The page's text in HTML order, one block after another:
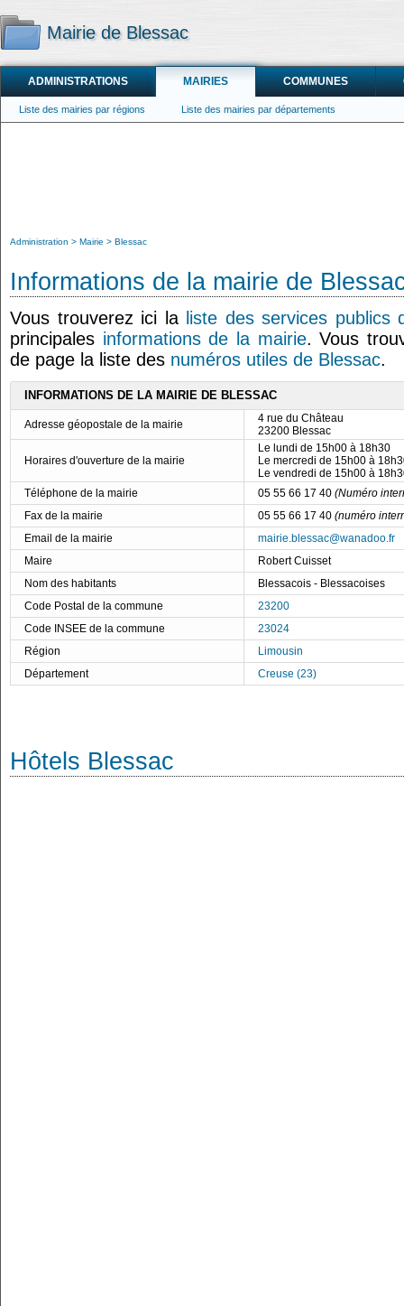
Mairie de Blessac
ADMINISTRATIONS MAIRIES COMMUNES
Liste des mairies par régions Liste des mairies par départements
Administration Mairie Blessac
Informations de la mairie de
Vous trouverez ici la liste des services publics
principales informations de la mairie. Vous
de page la liste des numéros utiles de Blessac.
INFORMATIONS DE LA MAIRIE DE BLESSAC
Adresse géopostale de la mairie
4 rue du Château
23200 Blessac
Horaires d'ouverture de la mairie
Le lundi de 15h00 à 18h30
Le mercredi de 15h00 à
Le vendredi de 15h00 à
Téléphone de la mairie
05 55 66 17 40 (Numéro
Fax de la mairie
05 55 66 17 40 (numéro
Email de la mairie
mairie.blessac@wanadoo.fr
Maire
Robert Cuisset
Nom des habitants
Blessacois - Blessacoises
Code Postal de la commune
23200
Code INSEE de la commune
23024
Région
Limousin
Département
Creuse (23)
Hôtels Blessac